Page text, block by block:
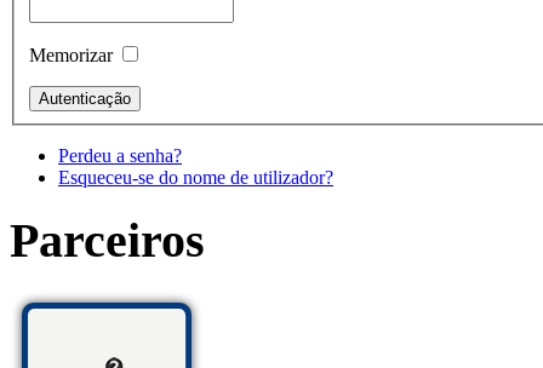
Memorizar
Perdeu a senha?
Esqueceu-se do nome de utilizador?
Parceiros